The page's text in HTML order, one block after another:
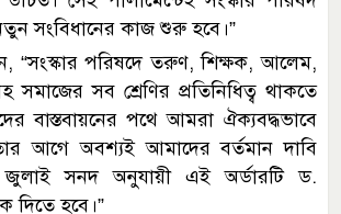
সংবিধানের কাজ শুরু হবে।”
“সংস্কার পরিষদে তরুণ, শিক্ষক, আলেম,
সমাজের সব শ্রেণির প্রতিনিধিত্ব থাকতে
বাস্তবায়নের পথে আমরা ঐক্যবদ্ধভাবে
আগে অবশ্যই আমাদের বর্তমান দাবি
সনদ অনুযায়ী এই অর্ডারটি ড.
দিতে হবে।”